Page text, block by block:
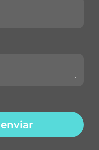
enviar